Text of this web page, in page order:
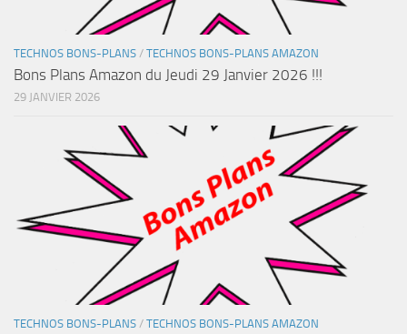
TECHNOS BONS-PLANS / TECHNOS BONS-PLANS AMAZON
Bons Plans Amazon du Jeudi 29 Janvier 2026 !!!
29 JANVIER 2026
TECHNOS BONS-PLANS / TECHNOS BONS-PLANS AMAZON